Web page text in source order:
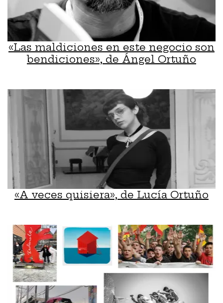
«Las maldiciones en este negocio son
bendiciones», de Ángel Ortuño
«A veces quisiera», de Lucía Ortuño